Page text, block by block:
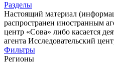
Разделы
Настоящий материал
распространен иностранным
центр «Сова» либо касается
агента Исследовательский
Фильтры
Регионы